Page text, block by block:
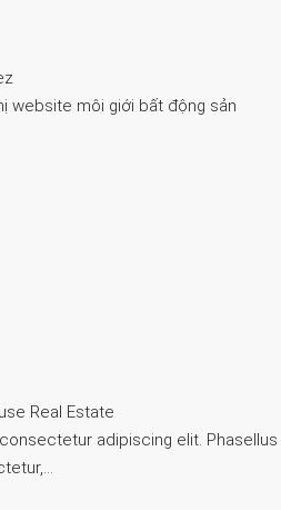
website môi giới bất động sản
Real Estate
adipiscing elit. Phasellus